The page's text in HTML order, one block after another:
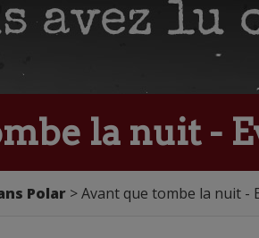
la nuit -
Polar Avant que tombe la nuit